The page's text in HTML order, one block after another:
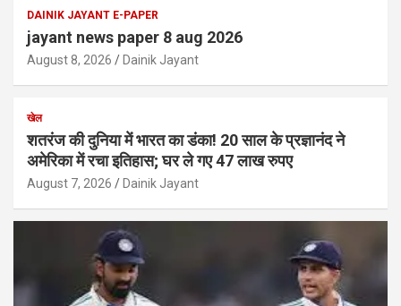
DAINIK JAYANT E-PAPER
jayant news paper 8 aug 2026
August 8, 2026 Dainik Jayant
खेल
शतरंज की दुनिया में भारत का डंका! 20 साल के प्रज्ञानंद ने
अमेरिका में रचा इतिहास; घर ले गए 47 लाख रुपए
August 7, 2026 Dainik Jayant